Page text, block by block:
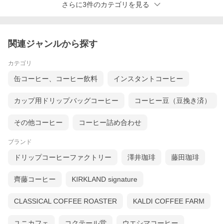
さらに3件のカテゴリを見る
関連ジャンルから探す
カテゴリ
缶コーヒー、コーヒー飲料 インスタントコーヒー
カップ用ドリップバッグコーヒー コーヒー豆（豆挽き済）
その他コーヒー コーヒー詰め合わせ
ブランド
ドリップコーヒーファクトリー 澤井珈琲 藤田珈琲
齊藤コーヒー KIRKLAND signature
CLASSICAL COFFEE ROASTER KALDI COFFEE FARM